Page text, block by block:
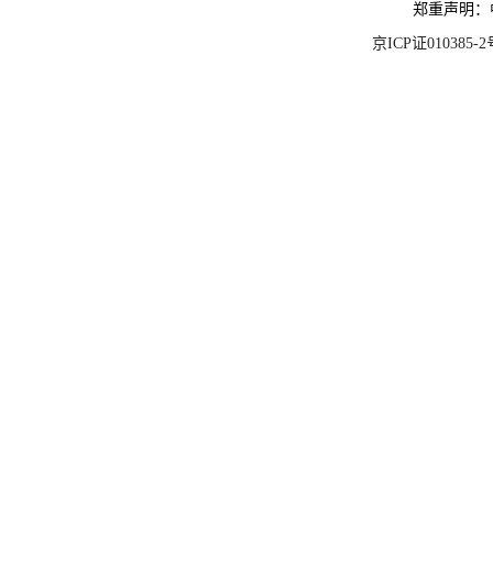
郑重声明
京ICP证010385-2